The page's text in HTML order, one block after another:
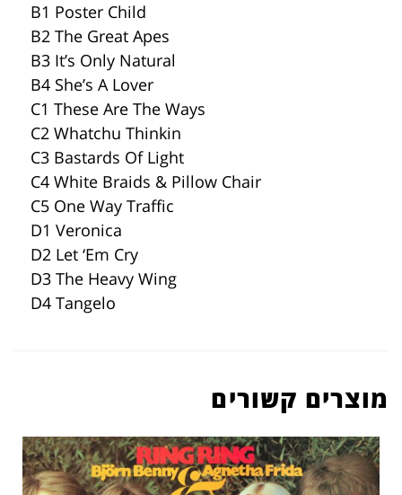
B1 Poster Child
B2 The Great Apes
B3 It’s Only Natural
B4 She’s A Lover
C1 These Are The Ways
C2 Whatchu Thinkin
C3 Bastards Of Light
C4 White Braids & Pillow Chair
C5 One Way Traffic
D1 Veronica
D2 Let ‘Em Cry
D3 The Heavy Wing
D4 Tangelo
מוצרים קשורים